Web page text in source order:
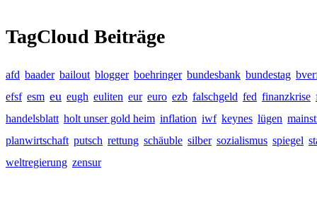
TagCloud Beiträge
afd baader bailout blogger boehringer bundesbank bundestag
efsf esm eu eugh euliten eur euro ezb falschgeld fed finanzkrise
handelsblatt holt unser gold heim inflation iwf keynes lügen
planwirtschaft putsch rettung schäuble silber sozialismus spiegel
weltregierung zensur